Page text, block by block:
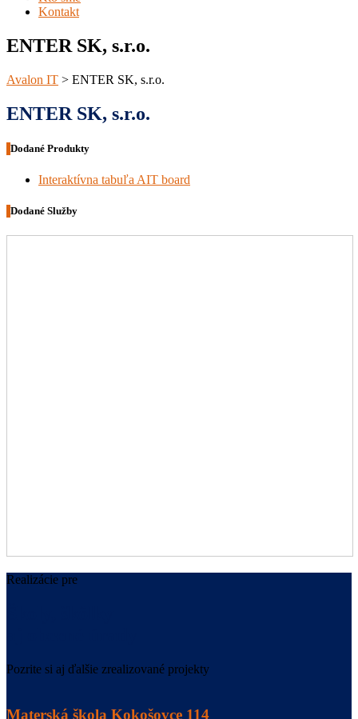
Kontakt
ENTER SK, s.r.o.
Avalon IT > ENTER SK, s.r.o.
ENTER SK, s.r.o.
Dodané Produkty
Interaktívna tabuľa AIT board
Dodané Služby
Realizácie pre
Pozrite si aj ďalšie zrealizované projekty
Materská škola Kokošovce 114